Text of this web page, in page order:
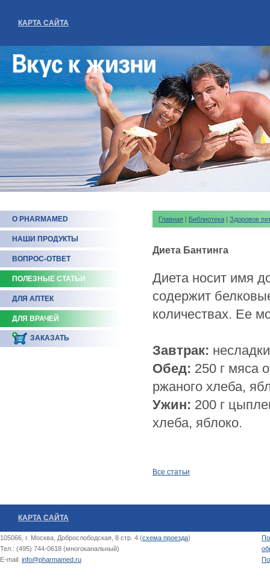
КАРТА САЙТА
О PHARMAMED
НАШИ ПРОДУКТЫ
ВОПРОС-ОТВЕТ
ПОЛЕЗНЫЕ СТАТЬИ
ДЛЯ АПТЕК
ДЛЯ ВРАЧЕЙ
ЗАКАЗАТЬ
Главная | Библиотека | Здоровое
Диета Бантинга
Диета носит имя
содержит
количествах. Ее
Завтрак:
Обед: 250 г мяса
ржаного хлеба,
Ужин: 200 г
хлеба, яблоко.
Все статьи
КАРТА САЙТА
105066, г. Москва, Доброслободская, 8 стр. 4 (схема проезда)
Тел.: (495) 744-0618 (многоканальный)
E-mail: info@pharmamed.ru